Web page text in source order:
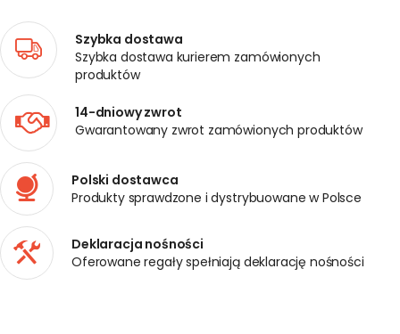
Szybka dostawa
Szybka dostawa kurierem zamówionych
produktów
14-dniowy zwrot
Gwarantowany zwrot zamówionych produktów
Polski dostawca
Produkty sprawdzone i dystrybuowane w Polsce
Deklaracja nośności
Oferowane regały spełniają deklarację nośności